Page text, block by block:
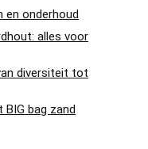
en onderhoud
alles voor
diversiteit tot
bag zand